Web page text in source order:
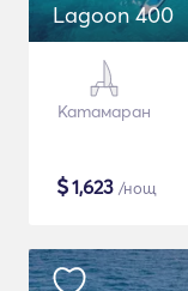
Lagoon 400
Катамаран
$1,623 /нощ